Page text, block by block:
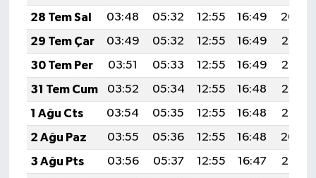
28 Tem Sal
03:48 05:32 12:55 16:49
20:09
29 Tem Çar
03:49 05:32 12:55 16:49
20:08
30 Tem Per
03:51 05:33 12:55 16:49
20:07
31 Tem Cum
03:52 05:34 12:55 16:48
20:06
1 Ağu Cts
03:54 05:35 12:55 16:48
20:05
2 Ağu Paz
03:55 05:36 12:55 16:48
20:04
3 Ağu Pts
03:56 05:37 12:55 16:47
20:03